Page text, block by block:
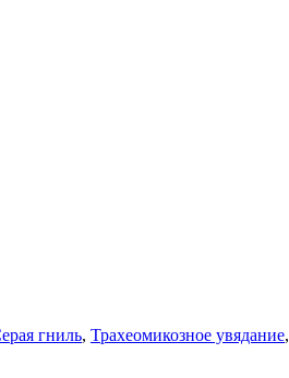
гниль, Трахеомикозное увядание,